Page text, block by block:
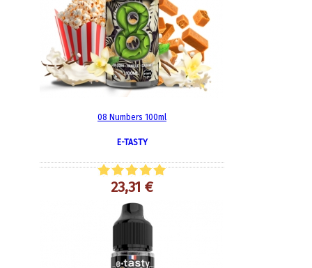
08 Numbers 100ml
E-TASTY
23,31 €